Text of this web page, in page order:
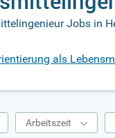
Jobs in
als
Arbeitszeit